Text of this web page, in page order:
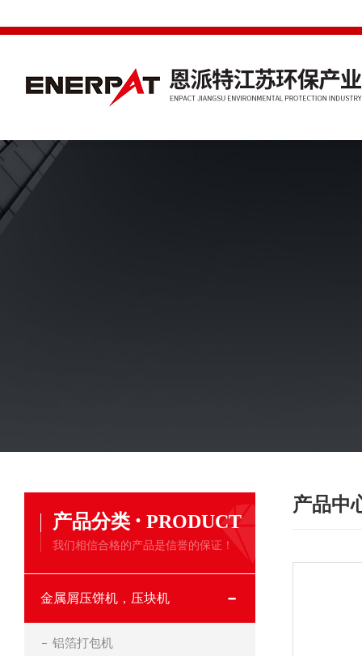
产品分类 · PRODUCT
我们相信合格的产品是信誉的保证！
金属屑压饼机，压块机
铝箔打包机
产品中